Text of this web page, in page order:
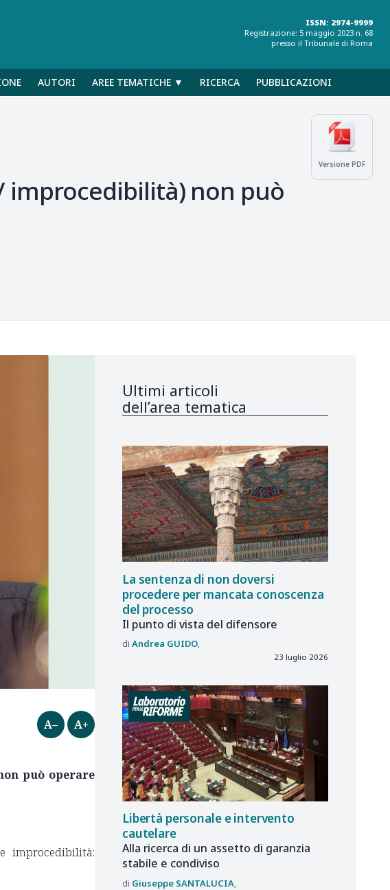
ISSN: 2974-9999
Registrazione: 5 maggio 2023 n. 68
presso il Tribunale di Roma
AUTORI AREE TEMATICHE ▼ RICERCA PUBBLICAZIONI
Versione PDF
improcedibilità) non può
A– A+
può operare
improcedibilità:
Ultimi articoli
dell’area tematica
La sentenza di non doversi
procedere per mancata conoscenza
del processo
Il punto di vista del difensore
Andrea GUIDO
23 luglio 2026
Libertà personale e intervento
cautelare
Alla ricerca di un assetto di garanzia
stabile e condiviso
Giuseppe SANTALUCIA